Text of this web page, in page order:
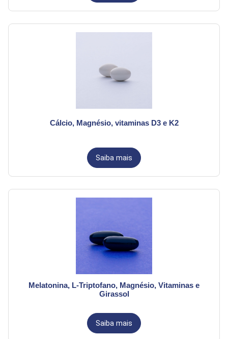
Cálcio, Magnésio, vitaminas D3 e K2
Saiba mais
Melatonina, L-Triptofano, Magnésio, Vitaminas e
Girassol
Saiba mais